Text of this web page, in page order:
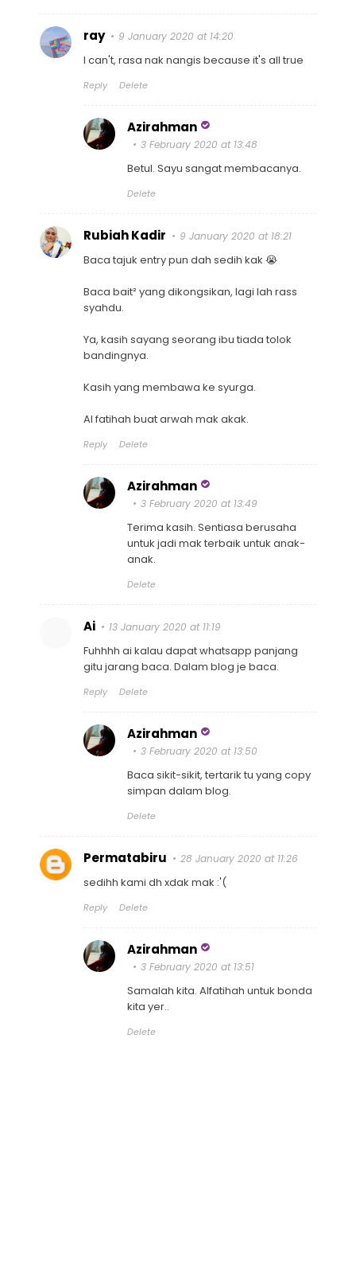
ray 9 January 2020 at 14:20
I can't, rasa nak nangis because it's all true
Reply Delete
Azirahman
3 February 2020 at 13:48
Betul. Sayu sangat membacanya.
Delete
Rubiah Kadir 9 January 2020 at 18:21
Baca tajuk entry pun dah sedih kak 😭
Baca bait² yang dikongsikan, lagi lah rass
syahdu.
Ya, kasih sayang seorang ibu tiada tolok
bandingnya.
Kasih yang membawa ke syurga.
Al fatihah buat arwah mak akak.
Reply Delete
Azirahman
3 February 2020 at 13:49
Terima kasih. Sentiasa berusaha
untuk jadi mak terbaik untuk anak-
anak.
Delete
Ai 13 January 2020 at 11:19
Fuhhhh ai kalau dapat whatsapp panjang
gitu jarang baca. Dalam blog je baca.
Reply Delete
Azirahman
3 February 2020 at 13:50
Baca sikit-sikit, tertarik tu yang copy
simpan dalam blog.
Delete
Permatabiru 28 January 2020 at 11:26
sedihh kami dh xdak mak :'(
Reply Delete
Azirahman
3 February 2020 at 13:51
Samalah kita. Alfatihah untuk bonda
kita yer..
Delete